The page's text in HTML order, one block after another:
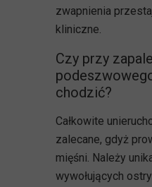
zwapnienia
kliniczne.
Czy przy
chodzić?
Całkowite
zalecane, gdyż
mięśni. Należy
wywołujących